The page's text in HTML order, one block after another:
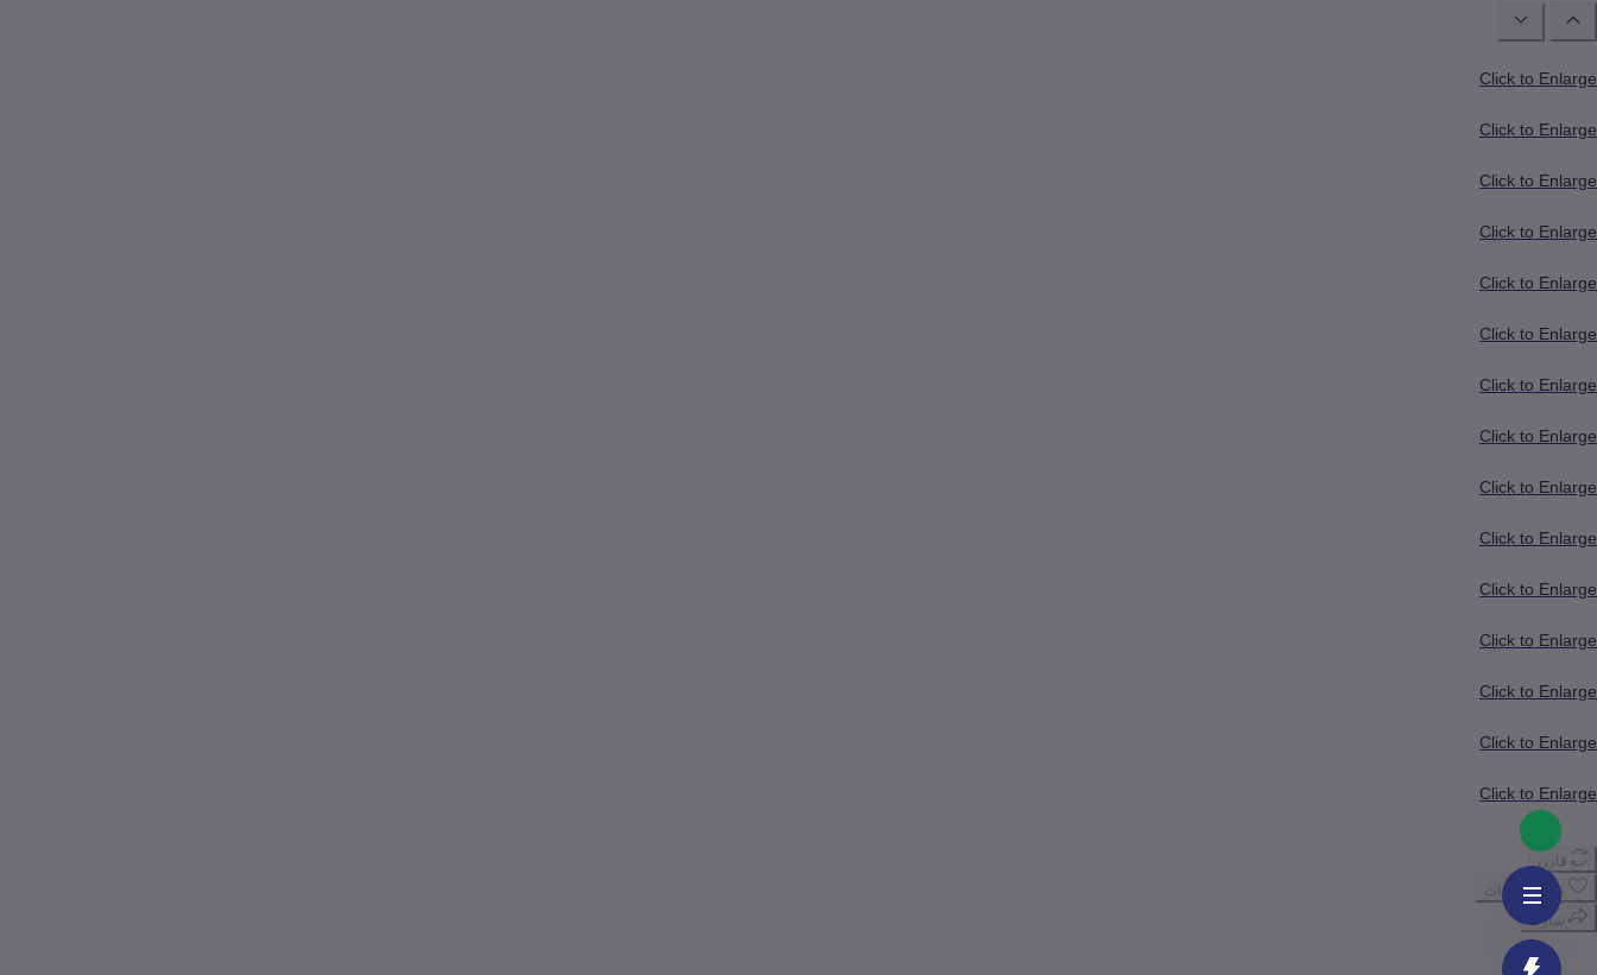
Click to Enlarge
Click to Enlarge
Click to Enlarge
Click to Enlarge
Click to Enlarge
Click to Enlarge
Click to Enlarge
Click to Enlarge
Click to Enlarge
Click to Enlarge
Click to Enlarge
Click to Enlarge
Click to Enlarge
Click to Enlarge
Click to Enlarge
قارن
قائمة الرغبات
شارك